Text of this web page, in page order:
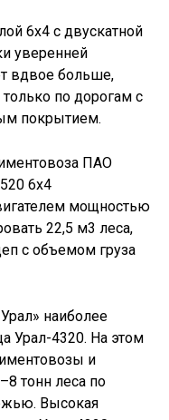
6х4 с двускатной
уверенней
вдвое больше,
по дорогам с
покрытием.
ПАО
6х4
мощностью
22,5 м3 леса,
с объемом груза
наиболее
Урал-4320. На этом
и
тонн леса по
Высокая